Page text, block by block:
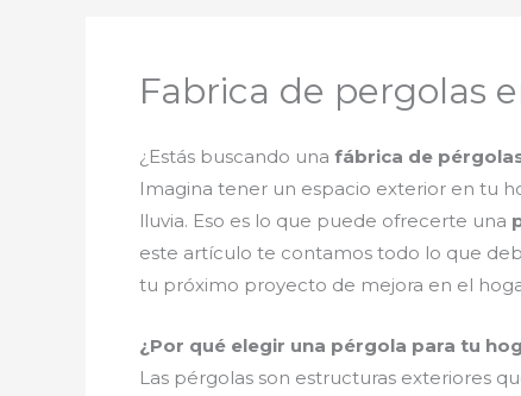
Fabrica de pergolas
¿Estás buscando una fábrica de
Imagina tener un espacio exterior en tu
lluvia. Eso es lo que puede ofrecerte una
este artículo te contamos todo lo que
tu próximo proyecto de mejora en el
¿Por qué elegir una pérgola para tu
Las pérgolas son estructuras exteriores